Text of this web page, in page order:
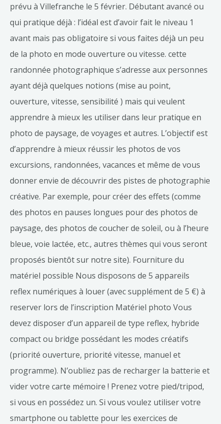
prévu à Villefranche le 5 février. Débutant avancé ou
qui pratique déjà : l’idéal est d’avoir fait le niveau 1
avant mais pas obligatoire si vous faites déjà un peu
de la photo en mode ouverture ou vitesse. cette
randonnée photographique s’adresse aux personnes
ayant déjà quelques notions (mise au point,
ouverture, vitesse, sensibilité ) mais qui veulent
apprendre à mieux les utiliser dans leur pratique en
photo de paysage, de voyages et autres. L’objectif est
d’apprendre à mieux réussir les photos de vos
excursions, randonnées, vacances et même de vous
donner envie de découvrir des pistes de photographie
créative. Par exemple, pour créer des effets (comme
des photos en pauses longues pour des photos de
paysage, des photos de coucher de soleil, ou à l’heure
bleue, voie lactée, etc., autres thèmes qui vous seront
proposés bientôt sur notre site). Fourniture du
matériel possible Nous disposons de 5 appareils
reflex numériques à louer (avec supplément de 5 €) à
reserver lors de l’inscription Matériel photo Vous
devez disposer d’un appareil de type reflex, hybride
compact ou bridge possédant les modes créatifs
(priorité ouverture, priorité vitesse, manuel et
programme). N’oubliez pas de recharger la batterie et
vider votre carte mémoire ! Prenez votre pied/tripod,
si vous en possédez un. Si vous voulez utiliser votre
smartphone ou tablette pour les exercices de